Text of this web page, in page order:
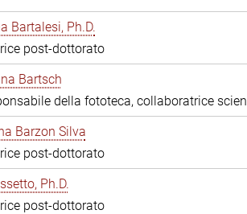
Bartalesi, Ph.D.
post-dottorato
Bartsch
della fototeca, collaboratrice
Barzon Silva
post-dottorato
Ph.D.
post-dottorato